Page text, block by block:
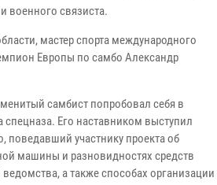
военного связиста.
мастер спорта международного
Европы по самбо Александр
самбист попробовал себя в
Его наставником выступил
поведавший участнику проекта об
машины и разновидностях средств
а также способах организации